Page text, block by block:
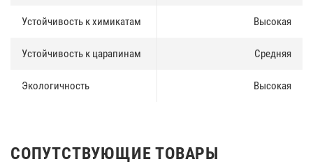
Устойчивость к химикатам Высокая
Устойчивость к царапинам Средняя
Экологичность Высокая
СОПУТСТВУЮЩИЕ ТОВАРЫ